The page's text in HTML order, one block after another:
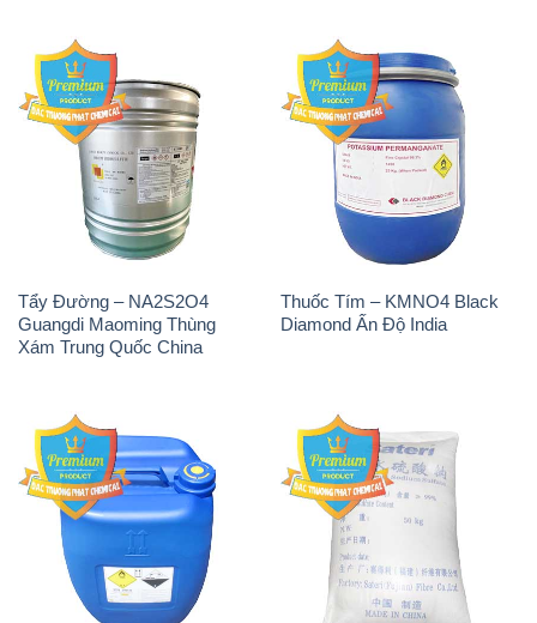
Tẩy Đường – NA2S2O4
Guangdi Maoming Thùng
Xám Trung Quốc China
Thuốc Tím – KMNO4 Black
Diamond Ấn Độ India
H2O2 – Hydrogen Peroxide
50% Taekwang Hàn Quốc
Sodium Sulphate – Muối
Sunfat Na2SO4 Sateri Trung
Quốc China